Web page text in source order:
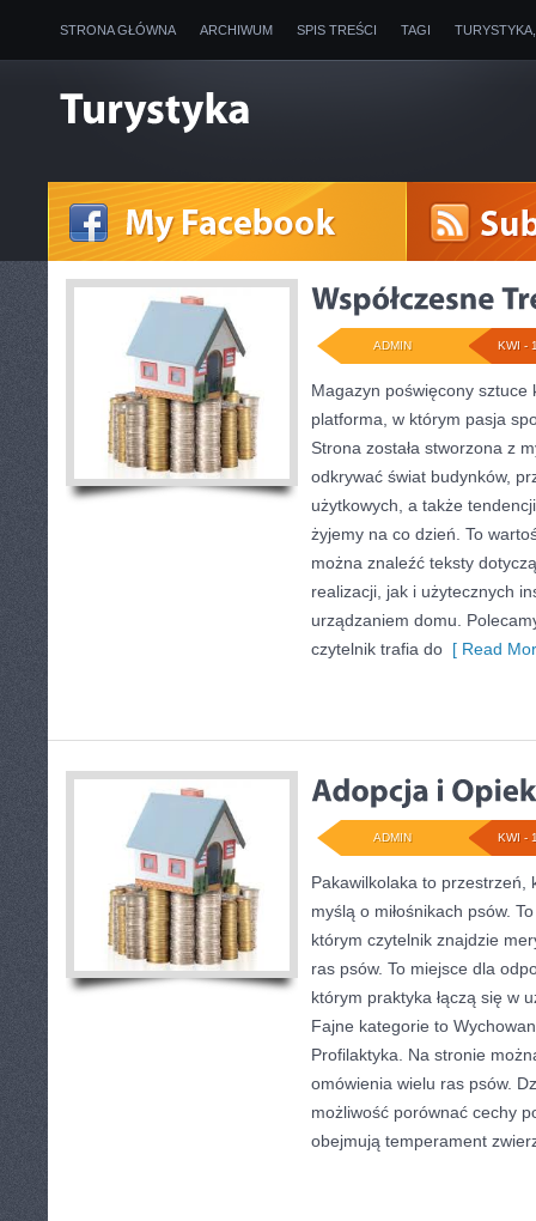
STRONA GŁÓWNA ARCHIWUM SPIS TREŚCI TAGI
KWI -
ADMIN
Magazyn poświęcony sztuce
platforma, w którym pasja
Strona została stworzona z
odkrywać świat budynków,
użytkowych, a także
żyjemy na co dzień. To
można znaleźć teksty
realizacji, jak i użytecznych
urządzaniem domu.
czytelnik trafia do [ Read
KWI -
ADMIN
Pakawilkolaka to przestrzeń,
myślą o miłośnikach psów.
którym czytelnik znajdzie
ras psów. To miejsce dla
którym praktyka łączą się w
Fajne kategorie to
Profilaktyka. Na stronie
omówienia wielu ras psów.
możliwość porównać cechy
obejmują temperament